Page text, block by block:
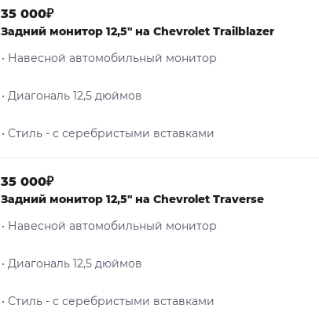
35 000₽
Задний монитор 12,5" на Chevrolet Trailblazer
• Навесной автомобильный монитор
• Диагональ 12,5 дюймов
• Стиль - c серебристыми вставками
35 000₽
Задний монитор 12,5" на Chevrolet Traverse
• Навесной автомобильный монитор
• Диагональ 12,5 дюймов
• Стиль - c серебристыми вставками